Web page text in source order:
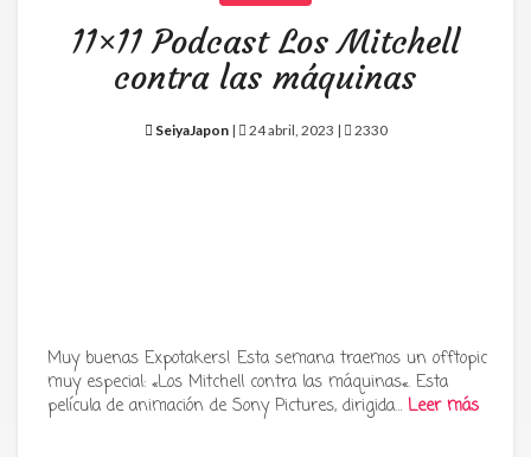
11×11 Podcast Los Mitchell
contra las máquinas
SeiyaJapon| 24 abril, 2023 | 2330
Muy buenas Expotakers! Esta semana traemos un offtopic
muy especial: «Los Mitchell contra las máquinas«. Esta
película de animación de Sony Pictures, dirigida… Leer más